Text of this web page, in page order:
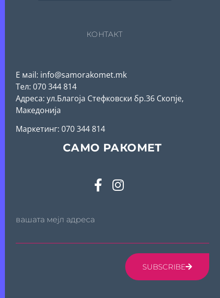
КОНТАКТ
Е мail: info@samorakomet.mk
Тел: 070 344 814
Адреса: ул.Благоја Стефковски бр.36 Скопје,
Македонија
Mаркетинг: 070 344 814
САМО РАКОМЕТ
вашата мејл адреса
SUBSCRIBE